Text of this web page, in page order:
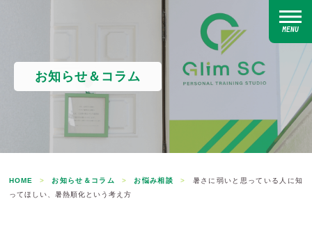
お知らせ＆コラム
HOME > お知らせ＆コラム > お悩み相談 >
暑さに弱いと思っている人に知
ってほしい、暑熱順化という考え方
MENU